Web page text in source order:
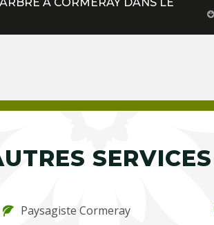
SERVICES
Paysagiste Cormeray